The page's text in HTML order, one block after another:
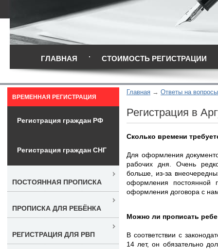
ГЛАВНАЯ СТОИМОСТЬ РЕГИСТРАЦИИ
Главная Ответы на
Регистрация в
Сколько времени
Для оформления
рабочих дня. Очень
больше, из-за
оформления постоянной
оформления договора с
Можно ли прописать
В соответствии с
14 лет, он обязательно
ВРЕМЕННАЯ РЕГИСТРАЦИЯ
Регистрация граждан РФ
Регистрация граждан СНГ
ПОСТОЯННАЯ ПРОПИСКА
ПРОПИСКА ДЛЯ РЕБЁНКА
РЕГИСТРАЦИЯ ДЛЯ РВП